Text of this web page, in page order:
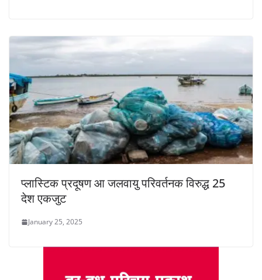
प्लास्टिक प्रदूषण आ जलवायु परिवर्तनक विरुद्ध 25
देश एकजुट
January 25, 2025